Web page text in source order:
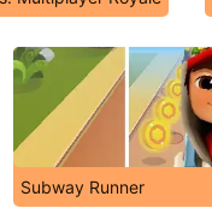
Subway Runner